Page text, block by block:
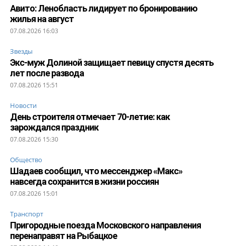
Авито: Ленобласть лидирует по бронированию
жилья на август
07.08.2026 16:03
Звезды
Экс-муж Долиной защищает певицу спустя десять
лет после развода
07.08.2026 15:51
Новости
День строителя отмечает 70-летие: как
зарождался праздник
07.08.2026 15:30
Общество
Шадаев сообщил, что мессенджер «Макс»
навсегда сохранится в жизни россиян
07.08.2026 15:01
Транспорт
Пригородные поезда Московского направления
перенаправят на Рыбацкое